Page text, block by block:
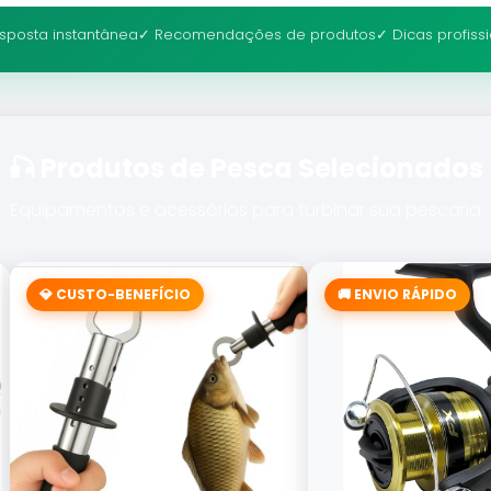
instantânea✓ Recomendações de produtos✓ Dicas
💎 CUSTO-BENEFÍCIO 🚚 ENVIO RÁPIDO